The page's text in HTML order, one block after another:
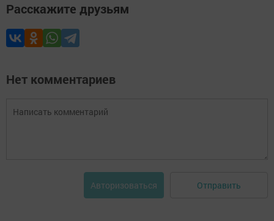
Расскажите друзьям
Нет комментариев
Авторизоваться Отправить